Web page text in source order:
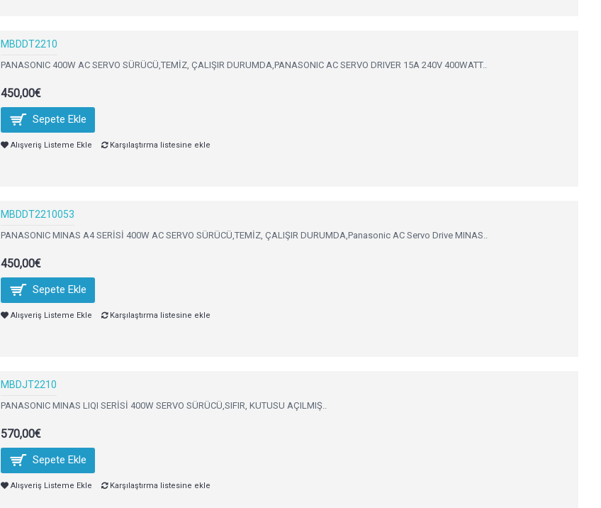
MBDDT2210
PANASONIC 400W AC SERVO SÜRÜCÜ,TEMİZ, ÇALIŞIR DURUMDA,PANASONIC AC SERVO DRIVER 15A 240V 400WATT..
450,00€
Sepete Ekle
Alışveriş Listeme Ekle Karşılaştırma listesine ekle
MBDDT2210053
PANASONIC MINAS A4 SERİSİ 400W AC SERVO SÜRÜCÜ,TEMİZ, ÇALIŞIR DURUMDA,Panasonic AC Servo Drive MINAS..
450,00€
Sepete Ekle
Alışveriş Listeme Ekle Karşılaştırma listesine ekle
MBDJT2210
PANASONIC MINAS LIQI SERİSİ 400W SERVO SÜRÜCÜ,SIFIR, KUTUSU AÇILMIŞ..
570,00€
Sepete Ekle
Alışveriş Listeme Ekle Karşılaştırma listesine ekle